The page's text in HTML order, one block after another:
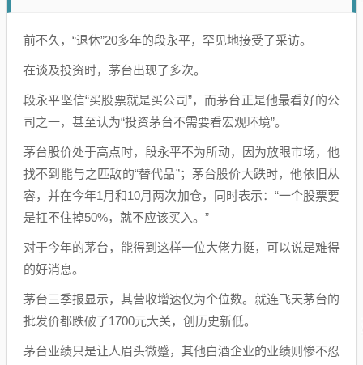
前不久，“退休”20多年的段永平，罕见地接受了采访。
在谈及投资时，茅台出现了多次。
段永平坚信“买股票就是买公司”，而茅台正是他最看好的公
司之一，甚至认为“投资茅台不需要看宏观环境”。
茅台股价处于高点时，段永平不为所动，因为放眼市场，他
找不到能与之匹敌的“替代品”；茅台股价大跌时，他依旧从
容，并在今年1月和10月两次加仓，同时表示：“一个股票要
是扛不住掉50%，就不应该买入。”
对于今年的茅台，能得到这样一位大佬力挺，可以说是难得
的好消息。
茅台三季报显示，其营收增速仅为个位数。就连飞天茅台的
批发价都跌破了1700元大关，创历史新低。
茅台业绩只是让人眉头微蹙，其他白酒企业的业绩则惨不忍